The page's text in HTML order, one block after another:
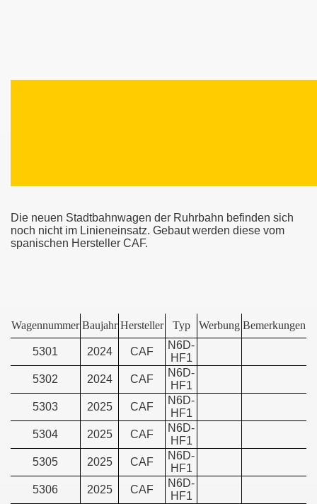
Die neuen Stadtbahnwagen der Ruhrbahn befinden sich
noch nicht im Linieneinsatz. Gebaut werden diese vom
spanischen Hersteller CAF.
Wagennummer Baujahr Hersteller Typ Werbung Bemerkungen
5301 2024 CAF
N6D-
HF1
5302
2024 CAF
N6D-
HF1
5303
2025 CAF
N6D-
HF1
5304
2025 CAF
N6D-
HF1
5305
2025 CAF
N6D-
HF1
5306
2025 CAF
N6D-
HF1